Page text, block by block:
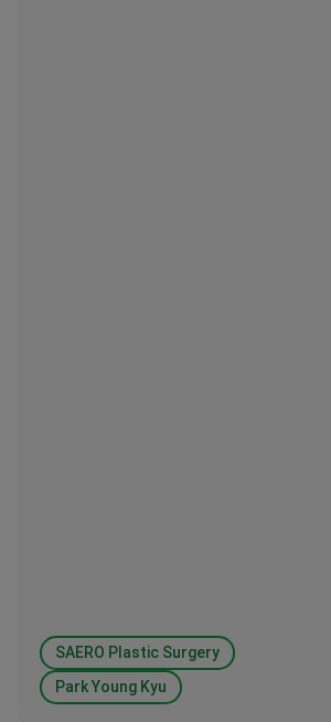
SAERO Plastic Surgery
Park Young Kyu